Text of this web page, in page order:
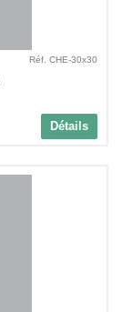
Réf. CHE-30x30
Détails